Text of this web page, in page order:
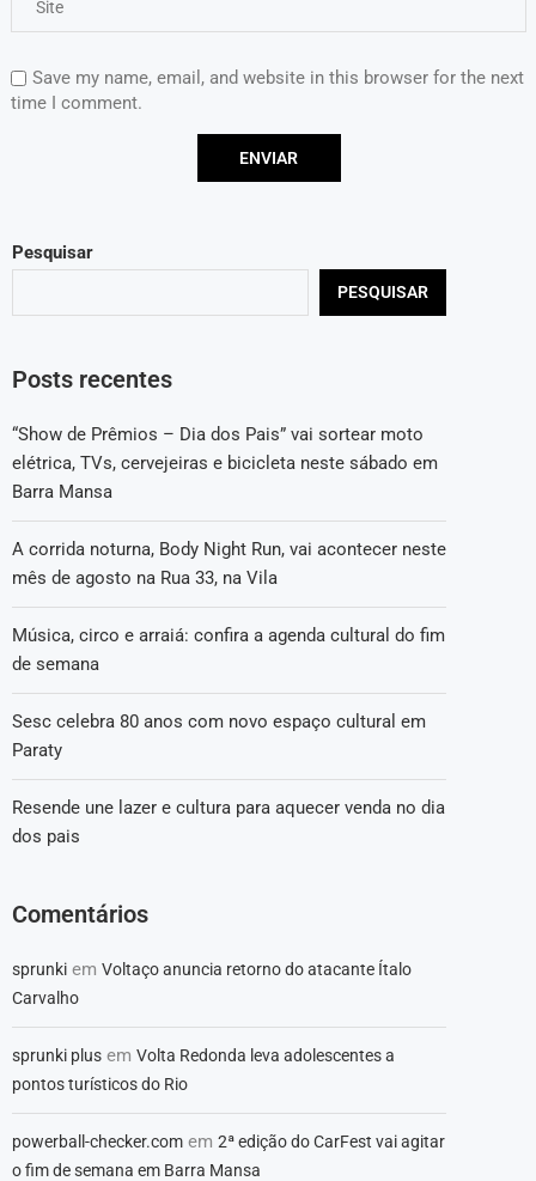
Save my name, email, and website in this browser for the next
time I comment.
Pesquisar
PESQUISAR
Posts recentes
“Show de Prêmios – Dia dos Pais” vai sortear moto
elétrica, TVs, cervejeiras e bicicleta neste sábado em
Barra Mansa
A corrida noturna, Body Night Run, vai acontecer neste
mês de agosto na Rua 33, na Vila
Música, circo e arraiá: confira a agenda cultural do fim
de semana
Sesc celebra 80 anos com novo espaço cultural em
Paraty
Resende une lazer e cultura para aquecer venda no dia
dos pais
Comentários
sprunki em Voltaço anuncia retorno do atacante Ítalo
Carvalho
sprunki plus em Volta Redonda leva adolescentes a
pontos turísticos do Rio
powerball-checker.com em 2ª edição do CarFest vai agitar
o fim de semana em Barra Mansa